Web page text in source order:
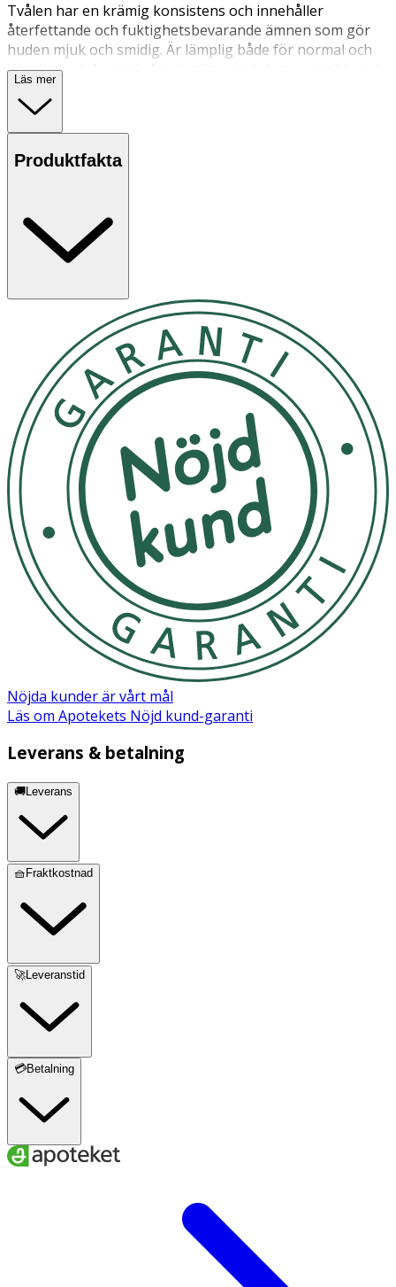
Tvålen har en krämig konsistens och innehåller
återfettande och fuktighetsbevarande ämnen som gör
huden mjuk och smidig. Är lämplig både för normal och
känslig hud. Används för daglig rengöring av ansikte och
kropp.
Kan även användas i hårt och salt vatten.
Sodium Cocoamphoacetate
Sodium Myreth Sulfate
Lauryl Glucoside
Citric Acid
PEG-40 Hydrogenated
Castor Oil
PEG-200 Hydrogenated
Glyceryl Palmate
Coco-Glucoside
Glycol Distearate
Glycerin
Polyquaternium-10
Diammonium Citrate
Sodium Benzoate
Sodium Salicylate
Sodium Acetate
Benzyl Alcohol
Linalool
Butylphenyl
Methylpropional
Alpha-Isomethyl Ionone
Hexyl Cinnamal
Parfum
pH-stabiliserare
Bulkämne
Emulgeringsämne
Hudvårdande
Hudvårdande/Mjukgörande
Återfuktande
Bulkämne
pH-stabiliserare
Konserveringsämne
Konserveringsämne
Buffrande / pH-
stabiliserare
Konserveringsämne
Parfym
Parfym
Parfym
Parfym
Läs mer
Produktfakta
Nöjda kunder är vårt mål
Läs om Apotekets Nöjd kund-garanti
Leverans & betalning
🚚Leverans
🧺Fraktkostnad
🚀Leveranstid
💳Betalning